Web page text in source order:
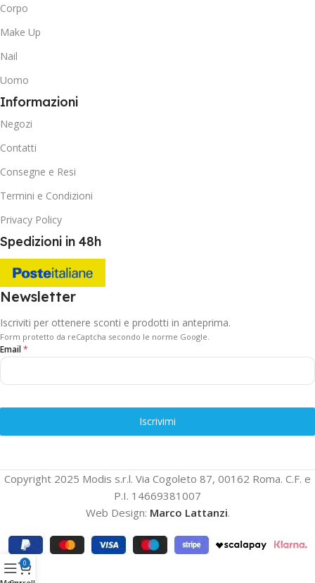
Corpo
Make Up
Nail
Uomo
Informazioni
Negozi
Contatti
Consegne e Resi
Termini e Condizioni
Privacy Policy
Spedizioni in 48h
Newsletter
Iscriviti per ottenere sconti e prodotti in anteprima.
Form protetto da reCaptcha secondo le norme Google.
Email*
Iscrivimi
Copyright 2025 Modis s.r.l. Via Cogoleto 87, 00162 Roma. C.F. e
P.I. 14669381007
Web Design: Marco Lattanzi.
0